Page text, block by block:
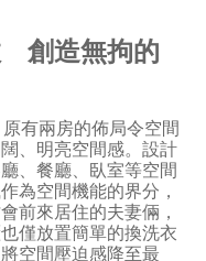
創造無拘的
有兩房的佈局令空間
、明亮空間感。設計
、餐廳、臥室等空間
為空間機能的界分，
前來居住的夫妻倆，
僅放置簡單的換洗衣
空間壓迫感降至最